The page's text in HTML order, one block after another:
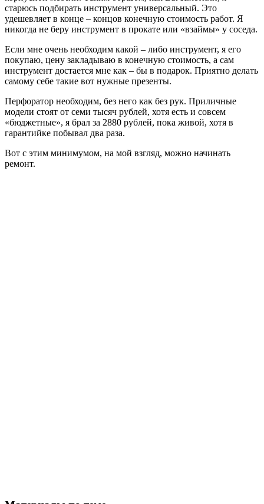
старюсь подбирать инструмент универсальный. Это
удешевляет в конце – концов конечную стоимость работ. Я
никогда не беру инструмент в прокате или «взаймы» у соседа.
Если мне очень необходим какой – либо инструмент, я его
покупаю, цену закладываю в конечную стоимость, а сам
инструмент достается мне как – бы в подарок. Приятно делать
самому себе такие вот нужные презенты.
Перфоратор необходим, без него как без рук. Приличные
модели стоят от семи тысяч рублей, хотя есть и совсем
«бюджетные», я брал за 2880 рублей, пока живой, хотя в
гарантийке побывал два раза.
Вот с этим минимумом, на мой взгляд, можно начинать
ремонт.